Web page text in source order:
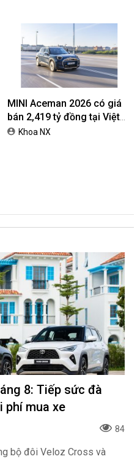
MINI Aceman 2026 có giá
bán 2,419 tỷ đồng tại Việt
NamKhoa NX
8: Tiếp sức đà
phí mua xe
84
bộ đôi Veloz Cross và